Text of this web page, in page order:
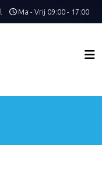
Ma - Vrij 09:00 - 17:00